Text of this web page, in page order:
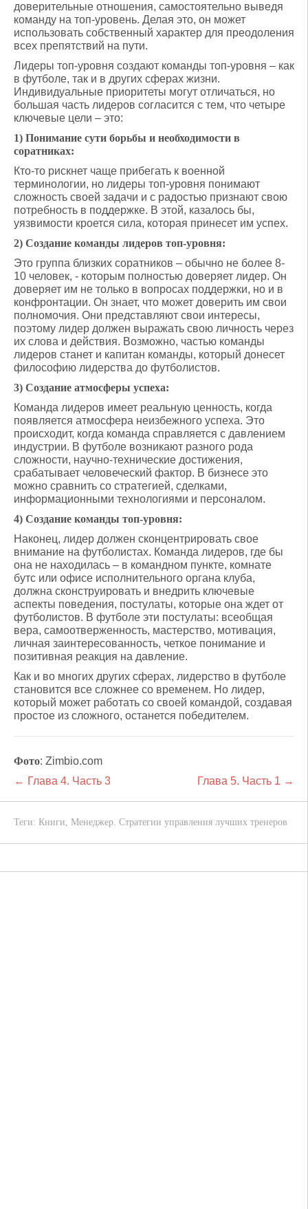
доверительные отношения, самостоятельно выведя
команду на топ-уровень. Делая это, он может
использовать собственный характер для преодоления
всех препятствий на пути.
Лидеры топ-уровня создают команды топ-уровня – как
в футболе, так и в других сферах жизни.
Индивидуальные приоритеты могут отличаться, но
большая часть лидеров согласится с тем, что четыре
ключевые цели – это:
1) Понимание сути борьбы и необходимости в
соратниках:
Кто-то рискнет чаще прибегать к военной
терминологии, но лидеры топ-уровня понимают
сложность своей задачи и с радостью признают свою
потребность в поддержке. В этой, казалось бы,
уязвимости кроется сила, которая принесет им успех.
2) Создание команды лидеров топ-уровня:
Это группа близких соратников – обычно не более 8-
10 человек, - которым полностью доверяет лидер. Он
доверяет им не только в вопросах поддержки, но и в
конфронтации. Он знает, что может доверить им свои
полномочия. Они представляют свои интересы,
поэтому лидер должен выражать свою личность через
их слова и действия. Возможно, частью команды
лидеров станет и капитан команды, который донесет
философию лидерства до футболистов.
3) Создание атмосферы успеха:
Команда лидеров имеет реальную ценность, когда
появляется атмосфера неизбежного успеха. Это
происходит, когда команда справляется с давлением
индустрии. В футболе возникают разного рода
сложности, научно-технические достижения,
срабатывает человеческий фактор. В бизнесе это
можно сравнить со стратегией, сделками,
информационными технологиями и персоналом.
4) Создание команды топ-уровня:
Наконец, лидер должен сконцентрировать свое
внимание на футболистах. Команда лидеров, где бы
она не находилась – в командном пункте, комнате
бутс или офисе исполнительного органа клуба,
должна сконструировать и внедрить ключевые
аспекты поведения, постулаты, которые она ждет от
футболистов. В футболе эти постулаты: всеобщая
вера, самоотверженность, мастерство, мотивация,
личная заинтересованность, четкое понимание и
позитивная реакция на давление.
Как и во многих других сферах, лидерство в футболе
становится все сложнее со временем. Но лидер,
который может работать со своей командой, создавая
простое из сложного, останется победителем.
Фото: Zimbio.com
← Глава 4. Часть 3
Глава 5. Часть 1 →
Теги: Книги, Менеджер. Стратегии управления лучших тренеров